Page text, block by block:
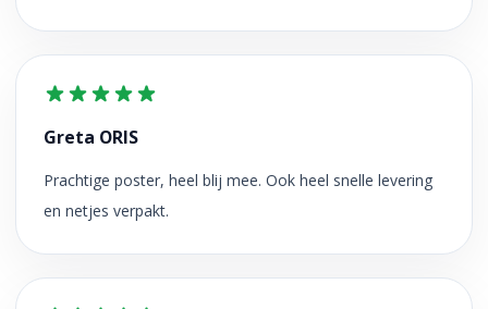
Greta ORIS
Prachtige poster, heel blij mee. Ook heel snelle levering
en netjes verpakt.